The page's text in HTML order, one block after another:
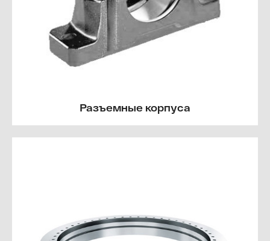
Разъемные корпуса